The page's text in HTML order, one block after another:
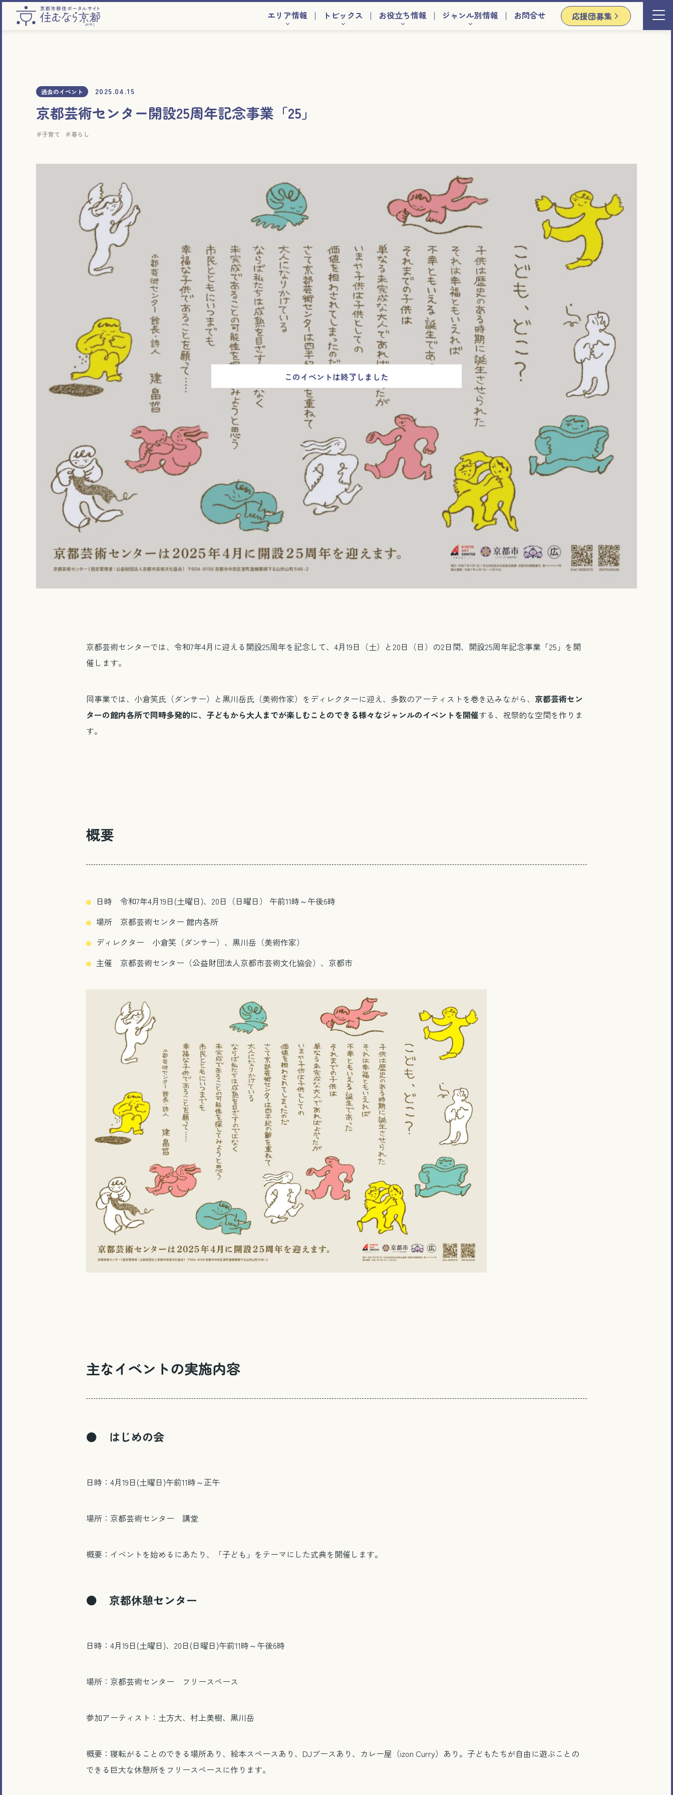
電話で相談する
メール相談・面談予約
LINEで相談する
エリア情報 トピックス お役立ち情報 ジャンル別情報 お問合せ 応援団募集
過去のイベント 2025.04.15
京都芸術センター開設25周年記念事業「25」
子育て 暮らし
京都芸術センターでは、令和7年4月に迎える開設25周年を記念して、4月19日（土）と20日（日）の2日間、開設25周年記念事業「25」を開
催します。
同事業では、小倉笑氏（ダンサー）と黒川岳氏（美術作家）をディレクターに迎え、多数のアーティストを巻き込みながら、 京都芸術セン
ターの館内各所で同時多発的に、子どもから大人までが楽しむことのできる様々なジャンルのイベントを開催する、祝祭的な空間を作りま
す。
概要
日時 令和7年4月19日(土曜日)、20日（日曜日） 午前11時～午後6時
場所 京都芸術センター 館内各所
ディレクター 小倉笑（ダンサー）、黒川岳（美術作家）
主催 京都芸術センター（公益財団法人京都市芸術文化協会）、京都市
主なイベントの実施内容
● はじめの会
日時：4月19日(土曜日)午前11時～正午
場所：京都芸術センター 講堂
概要：イベントを始めるにあたり、「子ども」をテーマにした式典を開催します。
● 京都休憩センター
日時：4月19日(土曜日)、20日(日曜日)午前11時～午後6時
場所：京都芸術センター フリースペース
参加アーティスト：土方大、村上美樹、黒川岳
概要：寝転がることのできる場所あり、絵本スペースあり、DJブースあり、カレー屋（izon Curry）あり。子どもたちが自由に遊ぶことの
できる巨大な休憩所をフリースペースに作ります。